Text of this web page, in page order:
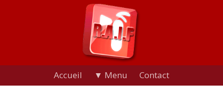
Accueil ▼ Menu Contact